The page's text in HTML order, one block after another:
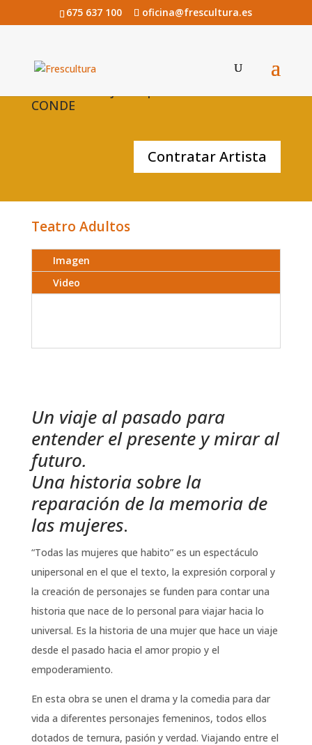
675 637 100 oficina@frescultura.es
CONDE
Contratar Artista
Teatro Adultos
Imagen
Video
Un viaje al pasado para
entender el presente y mirar al
futuro.
Una historia sobre la
reparación de la memoria de
las mujeres.
“Todas las mujeres que habito” es un espectáculo
unipersonal en el que el texto, la expresión corporal y
la creación de personajes se funden para contar una
historia que nace de lo personal para viajar hacia lo
universal. Es la historia de una mujer que hace un viaje
desde el pasado hacia el amor propio y el
empoderamiento.
En esta obra se unen el drama y la comedia para dar
vida a diferentes personajes femeninos, todos ellos
dotados de ternura, pasión y verdad. Viajando entre el